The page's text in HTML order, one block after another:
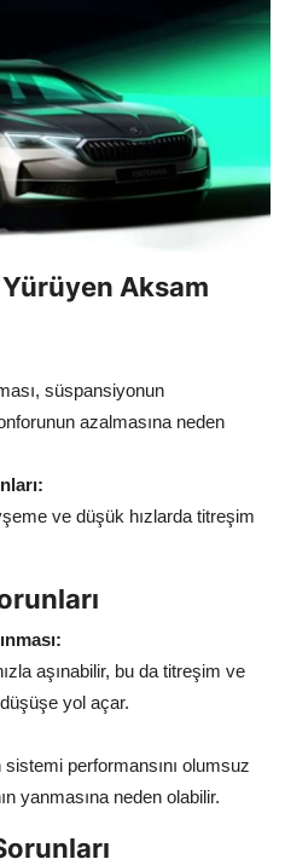
Aksam
süspansiyonun
azalmasına neden
ve düşük hızlarda titreşim
aşınabilir, bu da titreşim ve
yol açar.
performansını olumsuz
yanmasına neden olabilir.